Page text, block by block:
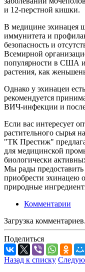
и 12-перстной кишки.
В медицине эхинацея
иммунитета и
безопасность и
Всемирной
популярности в США и
растения, как
Однако у эхинацеи
рекомендуется
ВИЧ-инфекции и после
Если вас интересует
растительного сырья
"ТК Престиж"
для медицинской
биологически
Мы рады предоставить
приобрести эхинацею
природные
Комментарии
Загрузка
Поделиться
Назад к списку